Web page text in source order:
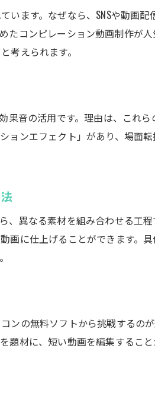
動画編集初心者が押さえるべき
編集ソフト選びで迷わないため
動画編集作業の流れと効率アップ
編集スキル習得を加速させる学び
ピレーション動画制作で磨く編集
作品の完成度を高める編集テクニ
動画編集によるシーン構成のポイ
アイデアを形にする編集作業の工
地域イベントに活かせる編集アイ
動画編集が支える地域プロジェク
ます。なぜなら、SNSや動画
たコンピレーション動画制作が
考えられます。
果音の活用です。理由は、これ
ョンエフェクト」があり、場面
、異なる素材を組み合わせる工
画に仕上げることができます。
ンの無料ソフトから挑戦するの
題材に、短い動画を編集するこ